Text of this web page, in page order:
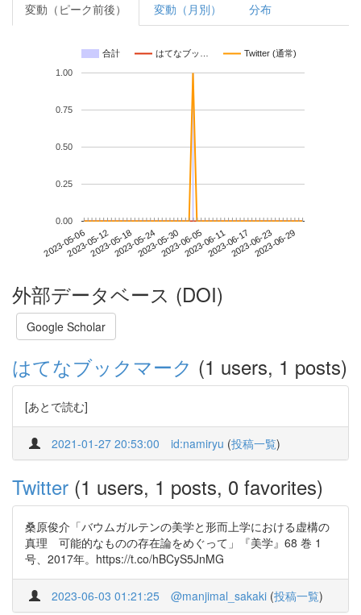
変動（ピーク前後） 変動（月別） 分布
合計 はてなブッ… Twitter (通常)
2023-05-062023-05-122023-05-182023-05-242023-05-302023-06-052023-06-112023-06-172023-06-232023-06-29
0.00
0.25
0.50
0.75
1.00
外部データベース (DOI)
Google Scholar
はてなブックマーク (1 users, 1 posts)
[あとで読む]
2021-01-27 20:53:00 id:namiryu (投稿一覧)
Twitter (1 users, 1 posts, 0 favorites)
桑原俊介「バウムガルテンの美学と形而上学における虚構の
真理 可能的なものの存在論をめぐって」『美学』68 巻 1
号、2017年。https://t.co/hBCyS5JnMG
2023-06-03 01:21:25 @manjimal_sakaki (投稿一覧)